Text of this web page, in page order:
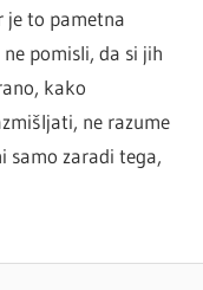
je to pametna
pomisli, da si jih
kako
ne razume
samo zaradi tega,